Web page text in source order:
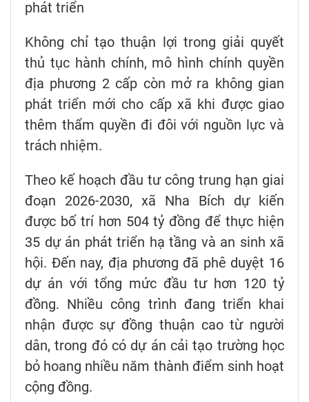
phát triển
Không chỉ tạo thuận lợi trong giải quyết
thủ tục hành chính, mô hình chính quyền
địa phương 2 cấp còn mở ra không gian
phát triển mới cho cấp xã khi được giao
thêm thẩm quyền đi đôi với nguồn lực và
trách nhiệm.
Theo kế hoạch đầu tư công trung hạn giai
đoạn 2026-2030, xã Nha Bích dự kiến
được bố trí hơn 504 tỷ đồng để thực hiện
35 dự án phát triển hạ tầng và an sinh xã
hội. Đến nay, địa phương đã phê duyệt 16
dự án với tổng mức đầu tư hơn 120 tỷ
đồng. Nhiều công trình đang triển khai
nhận được sự đồng thuận cao từ người
dân, trong đó có dự án cải tạo trường học
bỏ hoang nhiều năm thành điểm sinh hoạt
cộng đồng.